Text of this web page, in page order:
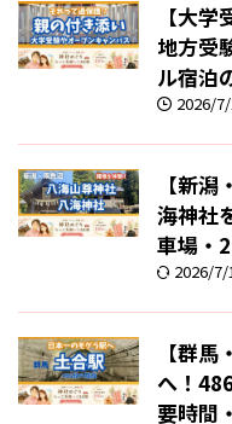
【大
地方受
ル宿泊
2026/
【新
海神社
車場・
2026/7/
【群
へ！
要時間